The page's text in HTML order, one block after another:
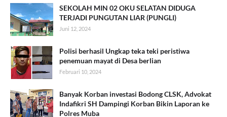
SEKOLAH MIN 02 OKU SELATAN DIDUGA
TERJADI PUNGUTAN LIAR (PUNGLI)
Juni 12, 2024
Polisi berhasil Ungkap teka teki peristiwa
penemuan mayat di Desa berlian
Februari 10, 2024
Banyak Korban investasi Bodong CLSK, Advokat
Indafikri SH Dampingi Korban Bikin Laporan ke
Polres Muba